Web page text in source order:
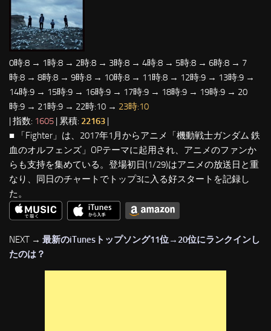
0時:8 → 1時:8 → 2時:8 → 3時:8 → 4時:8 → 5時:8 → 6時:8 → 7
時:8 → 8時:8 → 9時:8 → 10時:8 → 11時:8 → 12時:9 → 13時:9 →
14時:9 → 15時:9 → 16時:9 → 17時:9 → 18時:9 → 19時:9 → 20
時:9 → 21時:9 → 22時:10 → 23時:10
| 指数: 1605 | 累積: 22163 |
■ 「Fighter」は、2017年1月からアニメ「機動戦士ガンダム 鉄
血のオルフェンズ」OPテーマに起用され、アニメのファンか
らも支持を集めている。登場初日(1/29)はアニメの放送日と重
なり、同日のチャートでトップ3に入る好スタートを記録し
た。
NEXT → 最新のiTunesトップソング11位→20位にランクインし
たのは？